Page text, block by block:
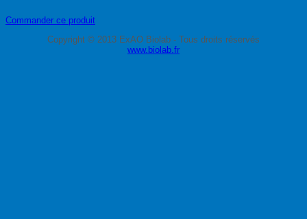
Commander ce produit
Copyright © 2013 ExAO Biolab - Tous droits réservés
www.biolab.fr